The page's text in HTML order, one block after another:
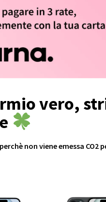
vero,
non viene emessa CO2